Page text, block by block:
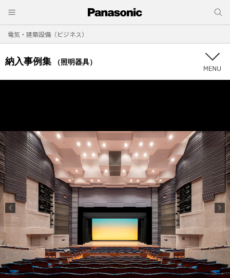
電気・建築設備（ビジネス）
納入事例集 （照明器具）